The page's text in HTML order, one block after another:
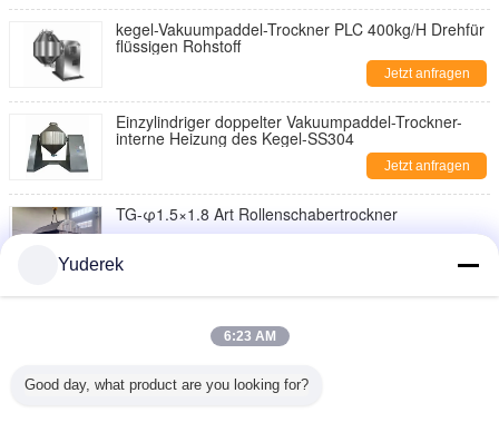
kegel-Vakuumpaddel-Trockner PLC 400kg/H Drehfür
flüssigen Rohstoff
Jetzt anfragen
Einzylindriger doppelter Vakuumpaddel-Trockner-
interne Heizung des Kegel-SS304
Jetzt anfragen
TG-φ1.5×1.8 Art Rollenschabertrockner
RVPD Drehmit Trockenmittel
Saure RVD-Drehvakuumtrockner-Antihuminkorrosion
Yuderek
6:23 AM
Good day, what product are you looking for?